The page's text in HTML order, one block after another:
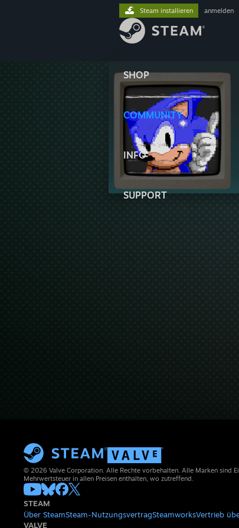
SHOP
COMMUNITY
INFO
SUPPORT
Steam installieren anmelden
© 2026 Valve Corporation. Alle Rechte vorbehalten. Alle Marken sind
Mehrwertsteuer in allen Preisen enthalten, wo zutreffend.
STEAM
Über SteamSteam-NutzungsvertragSteamworksVertrieb
VALVE